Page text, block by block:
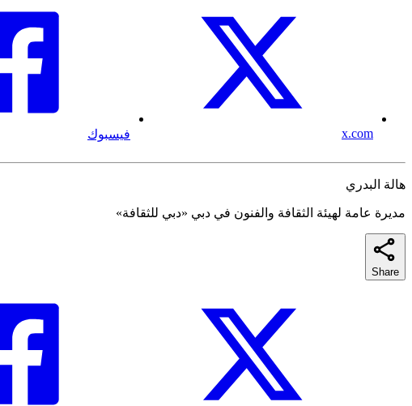
x.com فيسبوك
هالة البدري
مديرة عامة لهيئة الثقافة والفنون في دبي «دبي للثقافة»
Share